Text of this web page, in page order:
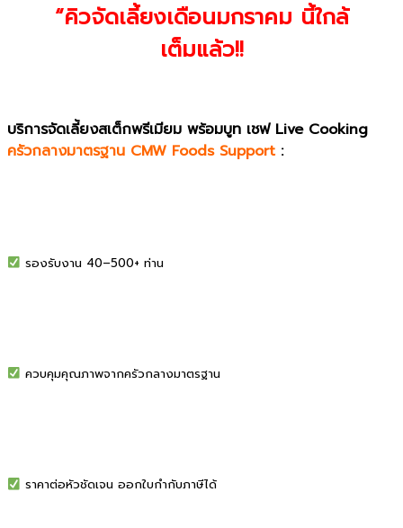
“คิวจัดเลี้ยงเดือนมกราคม นี้ใกล้
เต็มแล้ว!!
บริการจัดเลี้ยงสเต็กพรีเมียม พร้อมบูท เชฟ Live Cooking
ครัวกลางมาตรฐาน CMW Foods Support :
รองรับงาน 40–500+ ท่าน
ควบคุมคุณภาพจากครัวกลางมาตรฐาน
ราคาต่อหัวชัดเจน ออกใบกำกับภาษีได้